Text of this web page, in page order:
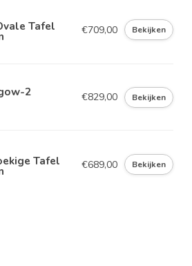
Tafel €709,00 Bekijken
2 €829,00 Bekijken
Tafel €689,00 Bekijken